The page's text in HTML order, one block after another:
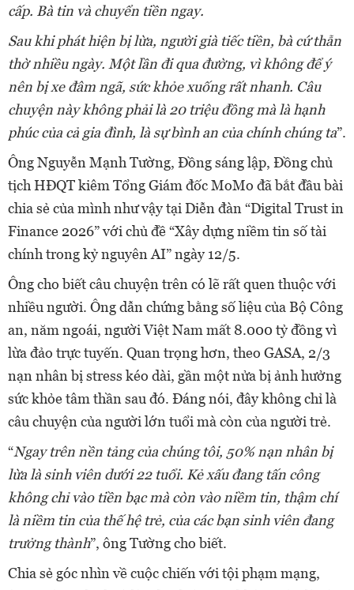
cấp. Bà tin và chuyển tiền ngay.
Sau khi phát hiện bị lừa, người già tiếc tiền, bà cứ thẫn
thờ nhiều ngày. Một lần đi qua đường, vì không để ý
nên bị xe đâm ngã, sức khỏe xuống rất nhanh. Câu
chuyện này không phải là 20 triệu đồng mà là hạnh
phúc của cả gia đình, là sự bình an của chính chúng ta”.
Ông Nguyễn Mạnh Tường, Đồng sáng lập, Đồng chủ
tịch HĐQT kiêm Tổng Giám đốc MoMo đã bắt đầu bài
chia sẻ của mình như vậy tại Diễn đàn “Digital Trust in
Finance 2026” với chủ đề “Xây dựng niềm tin số tài
chính trong kỷ nguyên AI” ngày 12/5.
Ông cho biết câu chuyện trên có lẽ rất quen thuộc với
nhiều người. Ông dẫn chứng bằng số liệu của Bộ Công
an, năm ngoái, người Việt Nam mất 8.000 tỷ đồng vì
lừa đảo trực tuyến. Quan trọng hơn, theo GASA, 2/3
nạn nhân bị stress kéo dài, gần một nửa bị ảnh hưởng
sức khỏe tâm thần sau đó. Đáng nói, đây không chỉ là
câu chuyện của người lớn tuổi mà còn của người trẻ.
“Ngay trên nền tảng của chúng tôi, 50% nạn nhân bị
lừa là sinh viên dưới 22 tuổi. Kẻ xấu đang tấn công
không chỉ vào tiền bạc mà còn vào niềm tin, thậm chí
là niềm tin của thế hệ trẻ, của các bạn sinh viên đang
trưởng thành”, ông Tường cho biết.
Chia sẻ góc nhìn về cuộc chiến với tội phạm mạng,